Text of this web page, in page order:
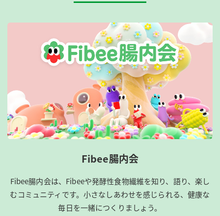
Fibee腸内会
Fibee腸内会は、​Fibeeや発酵性食物繊維を知り、語り、楽し
むコミュニティです。​小さなしあわせを感じられる、健康な
毎日を一緒につくりましょう。